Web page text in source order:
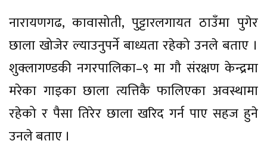
नारायणगढ, कावासोती, पुट्टारलगायत ठाउँमा पुगेर
छाला खोजेर ल्याउनुपर्ने बाध्यता रहेको उनले बताए ।
शुक्लागण्डकी नगरपालिका–९ मा गौ संरक्षण केन्द्रमा
मरेका गाइका छाला त्यत्तिकै फालिएका अवस्थामा
रहेको र पैसा तिरेर छाला खरिद गर्न पाए सहज हुने
उनले बताए ।